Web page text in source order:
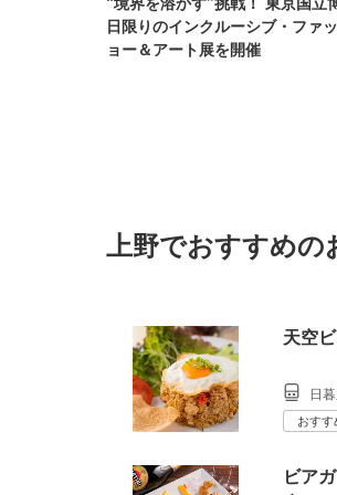
日限りのインクルーシブ・ファ
ョー＆アート展を開催
上野でおすすめの
天空
日
おすす
ビア